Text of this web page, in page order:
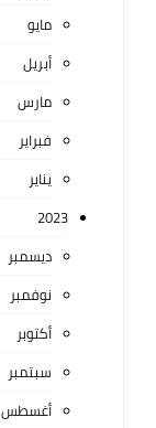
مايو
أبريل
مارس
فبراير
يناير
2023
ديسمبر
نوفمبر
أكتوبر
سبتمبر
أغسطس